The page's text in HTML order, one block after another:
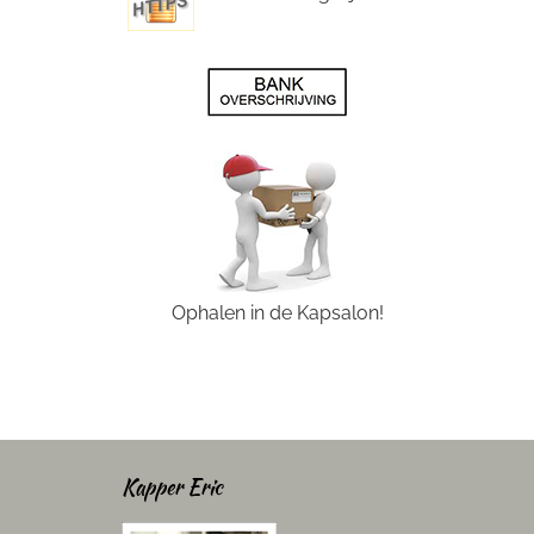
Ophalen in de Kapsalon!
Kapper Eric